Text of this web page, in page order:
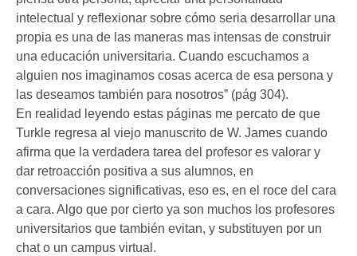
intelectual y reflexionar sobre cómo seria desarrollar una
propia es una de las maneras mas intensas de construir
una educación universitaria. Cuando escuchamos a
alguien nos imaginamos cosas acerca de esa persona y
las deseamos también para nosotros” (pág 304).
En realidad leyendo estas páginas me percato de que
Turkle regresa al viejo manuscrito de W. James cuando
afirma que la verdadera tarea del profesor es valorar y
dar retroacción positiva a sus alumnos, en
conversaciones significativas, eso es, en el roce del cara
a cara. Algo que por cierto ya son muchos los profesores
universitarios que también evitan, y substituyen por un
chat o un campus virtual.